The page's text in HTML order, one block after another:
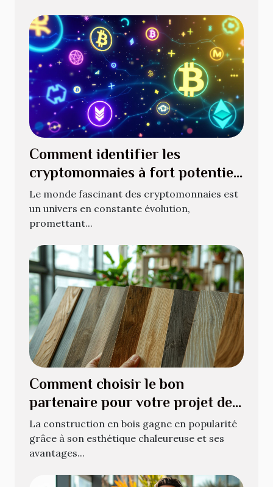
Comment identifier les
cryptomonnaies à fort potentiel
pour l'avenir
Le monde fascinant des cryptomonnaies est
un univers en constante évolution,
promettant...
Comment choisir le bon
partenaire pour votre projet de
construction en bois
La construction en bois gagne en popularité
grâce à son esthétique chaleureuse et ses
avantages...